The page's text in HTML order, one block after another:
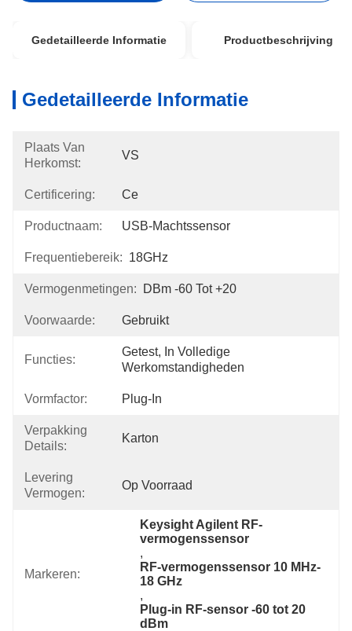
Gedetailleerde Informatie Productbeschrijving
Gedetailleerde Informatie
Plaats Van
Herkomst:
VS
Certificering: Ce
Productnaam: USB-Machtssensor
Frequentiebereik: 18GHz
Vermogenmetingen: DBm -60 Tot +20
Voorwaarde: Gebruikt
Functies:
Getest, In Volledige
Werkomstandigheden
Vormfactor: Plug-In
Verpakking
Details:
Karton
Levering
Vermogen:
Op Voorraad
Markeren:
Keysight Agilent RF-
vermogenssensor
,
RF-vermogenssensor 10 MHz-
18 GHz
,
Plug-in RF-sensor -60 tot 20
dBm